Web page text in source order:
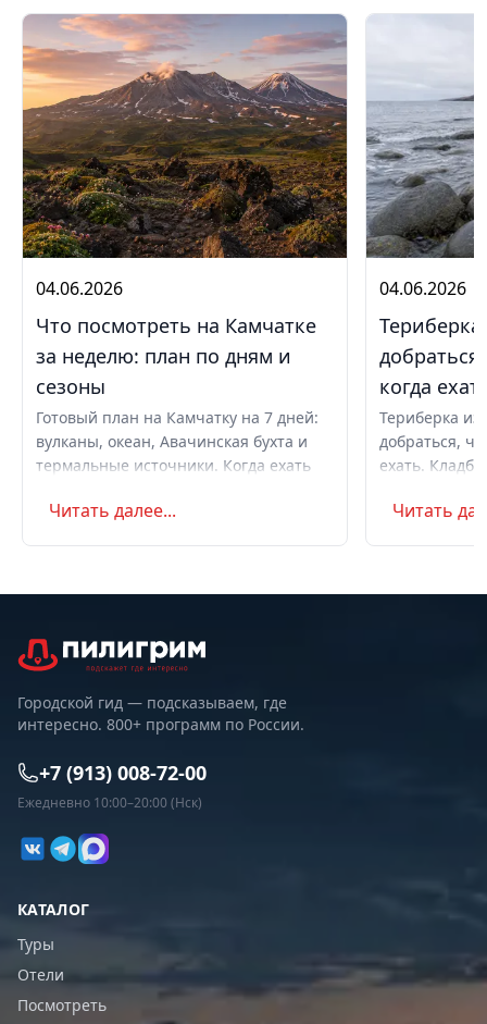
04.06.2026
Что посмотреть на Камчатке
за неделю: план по дням и
сезоны
Готовый план на Камчатку на 7 дней:
вулканы, океан, Авачинская бухта и
термальные источники. Когда ехать
самостоятельно или с туром.
Читать далее...
04.06.2026
когда
Териберка
добраться,
ехать.
Маршрут на
Читать
Городской гид — подсказываем, где
интересно. 800+ программ по России.
+7 (913) 008-72-00
Ежедневно 10:00–20:00 (Нск)
КАТАЛОГ
Туры
Отели
Посмотреть